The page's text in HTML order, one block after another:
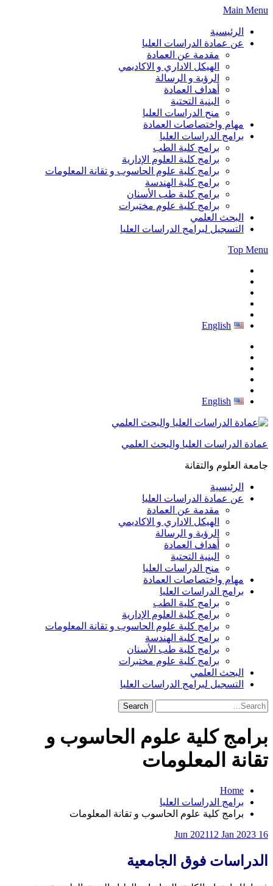
Skip
content
Main Menu
الرئيسية
عن عمادة الدراسات العليا
مقدمة عن العمادة
الهيكل الاداري و الاكاديمي
الرؤية و الرسالة
أهداف العمادة
البنية التحتية
منح الدراسات العليا
مهام واختصاصات العمادة
برامج الدراسات العليا
برامج كلية الطب
برامج كلية العلوم الإدارية
برامج كلية علوم الحاسوب و تقانة المعلومات
برامج كلية الهندسة
برامج كلية طب الأسنان
برامج كلية علوم مختبرات
البحث العلمي
التسجيل لبرامج الدراسات العليا
Top Menu
English
English
عمادة الدراسات العليا والبحث العلمي
جامعة العلوم والتقانة
الرئيسية
عن عمادة الدراسات العليا
مقدمة عن العمادة
الهيكل الاداري و الاكاديمي
الرؤية و الرسالة
أهداف العمادة
البنية التحتية
منح الدراسات العليا
مهام واختصاصات العمادة
برامج الدراسات العليا
برامج كلية الطب
برامج كلية العلوم الإدارية
برامج كلية علوم الحاسوب و تقانة المعلومات
برامج كلية الهندسة
برامج كلية طب الأسنان
برامج كلية علوم مختبرات
البحث العلمي
التسجيل لبرامج الدراسات العليا
Search
for:
برامج كلية علوم الحاسوب و
تقانة المعلومات
Home
برامج الدراسات العليا
برامج كلية علوم الحاسوب و تقانة المعلومات
16 Jun 2021
12 Jan 2023
الدراسات فوق الجامعية